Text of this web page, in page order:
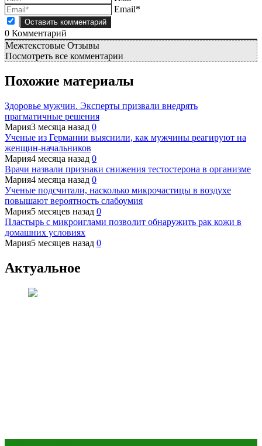
Email*
0 Комментарий
Межтекстовые Отзывы
Посмотреть все комментарии
Похожие материалы
Здоровье мужчин. Эксперты призвали внедрять
прагматичные решения
Мария3 месяца назад 0
Ученые из Германии выяснили, как мужчины реагируют на
женщин-начальников
Мария4 месяца назад 0
Врачи назвали признаки снижения тестостерона в организме
Мария4 месяца назад 0
Ученые подсчитали, насколько микрочастицы в воздухе
повышают вероятность слабоумия
Мария5 месяцев назад 0
Пластырь с микроиглами позволит обнаружить рак кожи в
домашних условиях
Мария5 месяцев назад 0
Актуальное